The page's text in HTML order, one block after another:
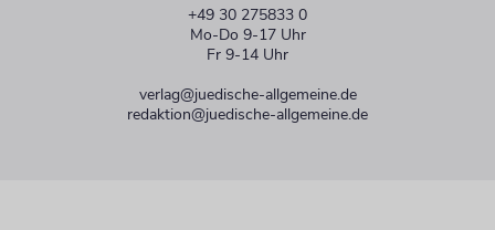
+49 30 275833 0
Mo-Do 9-17 Uhr
Fr 9-14 Uhr
verlag@juedische-allgemeine.de
redaktion@juedische-allgemeine.de